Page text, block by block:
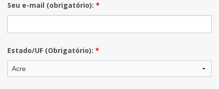
Seu e-mail (obrigatório): *
Estado/UF (Obrigatório): *